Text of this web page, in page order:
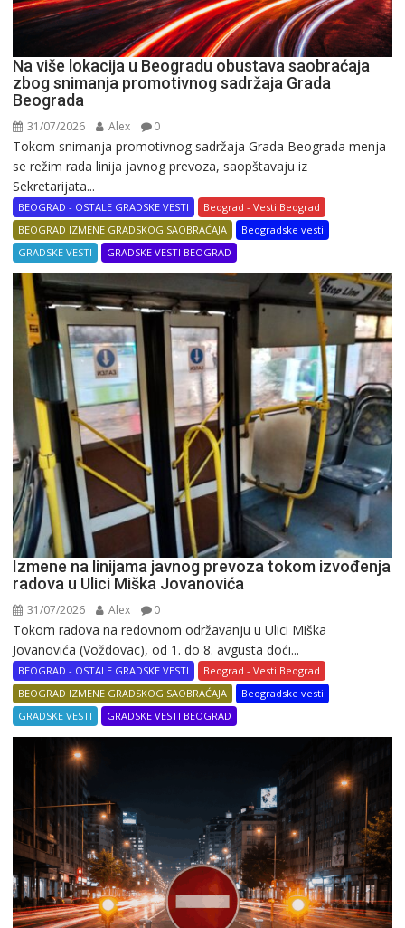
Na više lokacija u Beogradu obustava saobraćaja
zbog snimanja promotivnog sadržaja Grada
Beograda
31/07/2026 Alex 0
Tokom snimanja promotivnog sadržaja Grada Beograda menja
se režim rada linija javnog prevoza, saopštavaju iz
Sekretarijata...
BEOGRAD - OSTALE GRADSKE VESTI
Beograd - Vesti Beograd
BEOGRAD IZMENE GRADSKOG SAOBRAĆAJA
Beogradske vesti
GRADSKE VESTI
GRADSKE VESTI BEOGRAD
Izmene na linijama javnog prevoza tokom izvođenja
radova u Ulici Miška Jovanovića
31/07/2026 Alex 0
Tokom radova na redovnom održavanju u Ulici Miška
Jovanovića (Voždovac), od 1. do 8. avgusta doći...
BEOGRAD - OSTALE GRADSKE VESTI
Beograd - Vesti Beograd
BEOGRAD IZMENE GRADSKOG SAOBRAĆAJA
Beogradske vesti
GRADSKE VESTI
GRADSKE VESTI BEOGRAD